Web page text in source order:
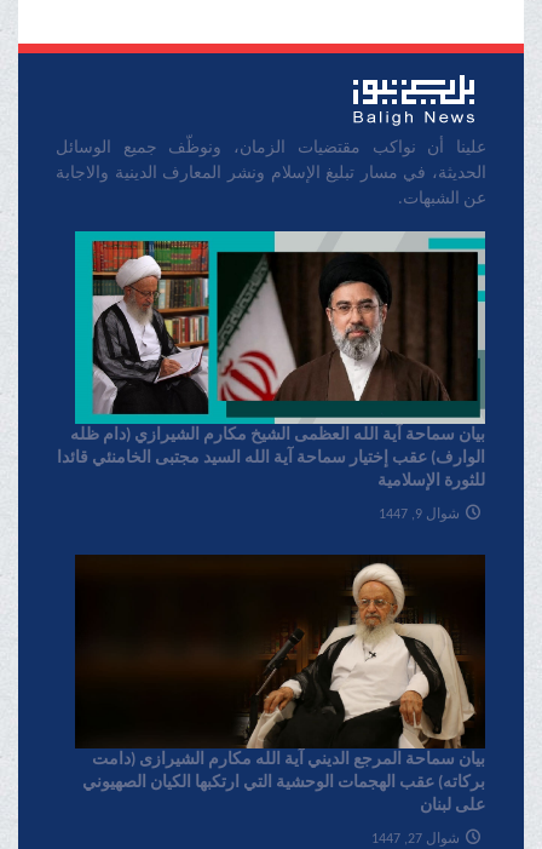
علينا أن نواكب مقتضيات الزمان، ونوظّف جميع الوسائل
الحديثة، في مسار تبليغ الإسلام ونشر المعارف الدينية والاجابة
عن الشبهات.
بیان سماحة آیة الله العظمی الشیخ مکارم الشیرازي (دام ظله
الوارف) عقب إختیار سماحة آیة الله السید مجتبی الخامنئي قائدا
للثورة الإسلامیة
شوال 9, 1447
بیان سماحة المرجع الدیني آية الله مکارم الشیرازی (دامت
برکاته) عقب الهجمات الوحشية التي ارتکبها الکيان الصهیوني
علی لبنان
شوال 27, 1447